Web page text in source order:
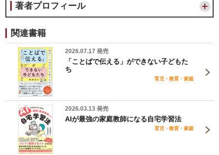
著者プロフィール
関連書籍
2026.07.17 発売
「ことばで伝える」ができない子どもた
ち
育児・教育・家庭
2026.03.13 発売
AIが最強の家庭教師になる自宅学習法
育児・教育・家庭